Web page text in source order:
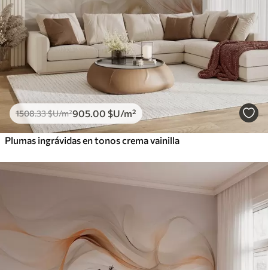
1508.33$U/m²905 .00 $U/m²
Plumas ingrávidas en tonos crema vainilla